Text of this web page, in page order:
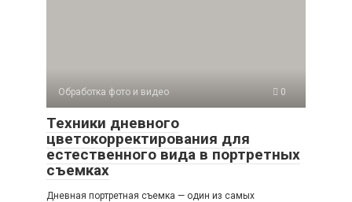
Обработка фото и видео 0
Техники дневного
цветокорректирования для
естественного вида в портретных
съемках
Дневная портретная съемка — один из самых